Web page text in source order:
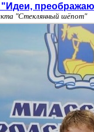
"Идеи,
"Стеклянный шёпот"